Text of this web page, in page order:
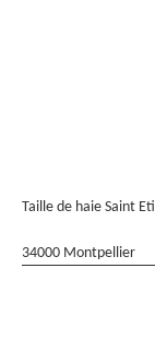
Taille de haie Saint
34000 Montpellier